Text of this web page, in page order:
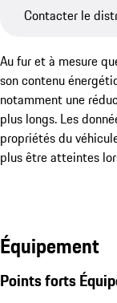
Contacter le
Au fur et à mesure
son contenu
notamment une
plus longs. Les
propriétés du
plus être atteintes
Équipement
Points forts